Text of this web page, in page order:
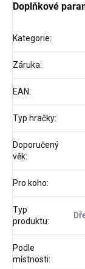
Doplňkové
Kategorie:
Záruka:
EAN:
Typ hračky:
Doporučený
věk:
Pro koho:
Typ
produktu:
Podle
místnosti: